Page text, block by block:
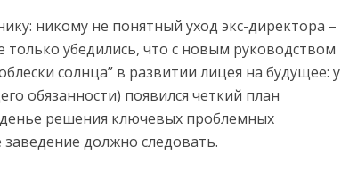
никому не понятный уход экс-директора –
убедились, что с новым руководством
солнца” в развитии лицея на будущее: у
обязанности) появился четкий план
решения ключевых проблемных
должно следовать.